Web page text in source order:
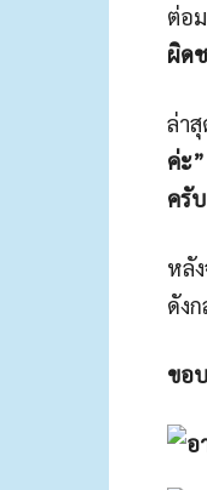
ต่อ
ผิด
ล่า
ค่ะ”
ครั
หลั
ดัง
ขอ